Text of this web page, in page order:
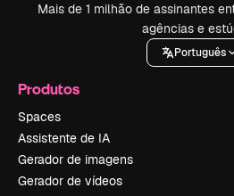
Mais de 1 milhão de assinantes
agências e
Português
Produtos
Spaces
Assistente de IA
Gerador de imagens
Gerador de vídeos